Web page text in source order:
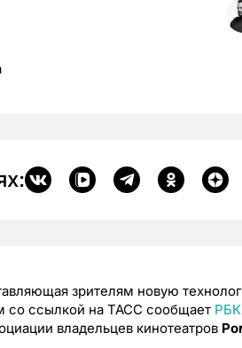
зрителям новую
со ссылкой на ТАСС сообщает РБК
владельцев кинотеатров